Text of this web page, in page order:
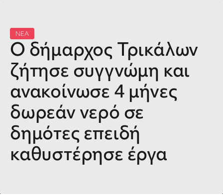
ΝΕΑ
O δήμαρχος Τρικάλων
ζήτησε συγγνώμη και
ανακοίνωσε 4 μήνες
δωρεάν νερό σε
δημότες επειδή
καθυστέρησε έργα